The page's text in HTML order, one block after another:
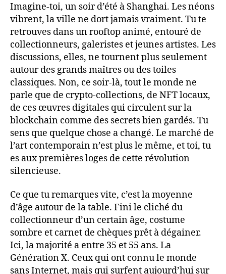
Imagine-toi, un soir d’été à Shanghai. Les néons
vibrent, la ville ne dort jamais vraiment. Tu te
retrouves dans un rooftop animé, entouré de
collectionneurs, galeristes et jeunes artistes. Les
discussions, elles, ne tournent plus seulement
autour des grands maîtres ou des toiles
classiques. Non, ce soir-là, tout le monde ne
parle que de crypto-collections, de NFT locaux,
de ces œuvres digitales qui circulent sur la
blockchain comme des secrets bien gardés. Tu
sens que quelque chose a changé. Le marché de
l’art contemporain n’est plus le même, et toi, tu
es aux premières loges de cette révolution
silencieuse.
Ce que tu remarques vite, c’est la moyenne
d’âge autour de la table. Fini le cliché du
collectionneur d’un certain âge, costume
sombre et carnet de chèques prêt à dégainer.
Ici, la majorité a entre 35 et 55 ans. La
Génération X. Ceux qui ont connu le monde
sans Internet, mais qui surfent aujourd’hui sur